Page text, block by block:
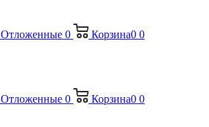
Отложенные 0 Корзина0 0
Отложенные 0 Корзина0 0